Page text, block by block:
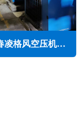
阳春凌格风空压机维修保养售后服务电话